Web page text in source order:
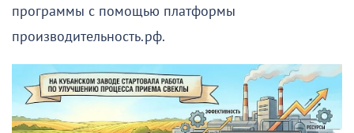
программы с помощью платформы
производительность.рф.